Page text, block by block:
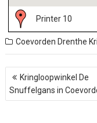
Printer 10
Coevorden Drenthe
e
r
Kringloopwinkel De
Snuffelgans in